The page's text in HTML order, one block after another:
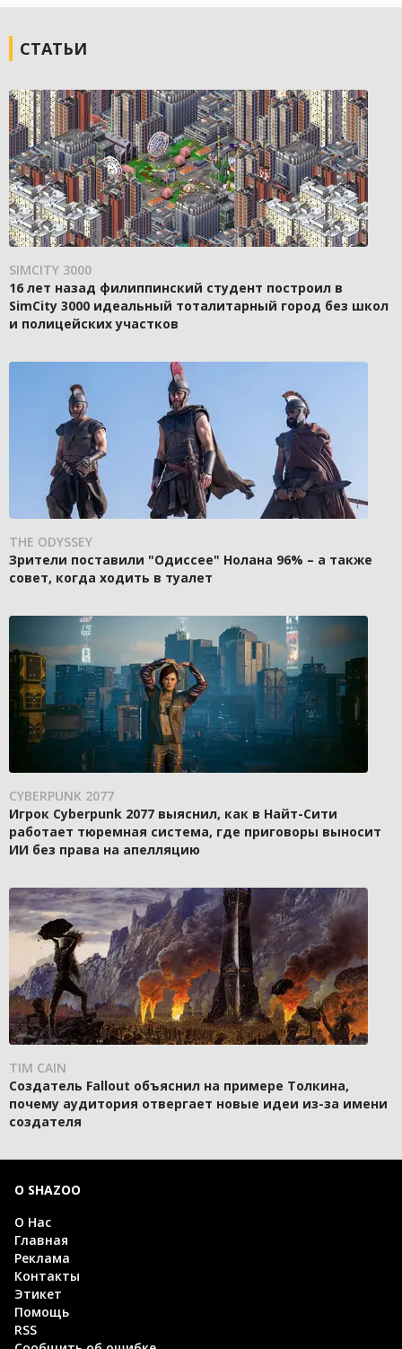
СТАТЬИ
SIMCITY 3000
16 лет назад филиппинский студент построил в
SimCity 3000 идеальный тоталитарный город без школ
и полицейских участков
THE ODYSSEY
Зрители поставили "Одиссее" Нолана 96% – а также
совет, когда ходить в туалет
CYBERPUNK 2077
Игрок Cyberpunk 2077 выяснил, как в Найт-Сити
работает тюремная система, где приговоры выносит
ИИ без права на апелляцию
TIM CAIN
Создатель Fallout объяснил на примере Толкина,
почему аудитория отвергает новые идеи из-за имени
создателя
О SHAZOO
О Нас
Главная
Реклама
Контакты
Этикет
Помощь
RSS